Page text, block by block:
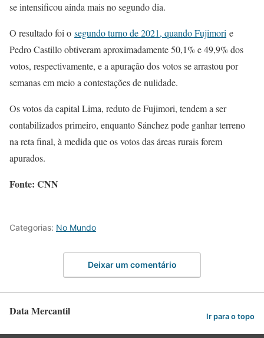
se intensificou ainda mais no segundo dia.
O resultado foi o segundo turno de 2021, quando Fujimori e
Pedro Castillo obtiveram aproximadamente 50,1% e 49,9% dos
votos, respectivamente, e a apuração dos votos se arrastou por
semanas em meio a contestações de nulidade.
Os votos da capital Lima, reduto de Fujimori, tendem a ser
contabilizados primeiro, enquanto Sánchez pode ganhar terreno
na reta final, à medida que os votos das áreas rurais forem
apurados.
Fonte: CNN
Categorias: No Mundo
Deixar um comentário
Data Mercantil Ir para o topo